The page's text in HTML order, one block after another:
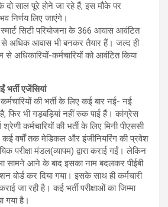
साल पूरे होने जा रहे हैं, इस मौके पर
निर्णय लिए जाएंगे।
सिटी परियोजना के 366 आवास आवंटित
अधिक आवास भी बनकर तैयार हैं। जल्द ही
अधिकारियों-कर्मचारियों को आवंटित किया
भर्ती एजेंसियां
की भर्ती के लिए कई बार नई- नई
फिर भी गड़बड़ियां नहीं रुक पाई हैं। कांग्रेस
कर्मचारियों की भर्ती के लिए मिनी पीएससी
वर्षों तक मेडिकल और इंजीनियरिंग की प्रवेश
परीक्षा मंडल(व्यापम) द्वारा कराई गईं। लेकिन
सामने आने के बाद इसका नाम बदलकर पीईबी
बोर्ड कर दिया गया। इसके साथ ही कर्मचारी
जा रही है। कई भर्ती परीक्षाओं का जिम्मा
गया है।